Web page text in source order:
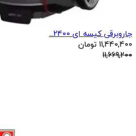
جاروبرقی کیسه ای 2400...
11,440,400 تومان
11,669,200